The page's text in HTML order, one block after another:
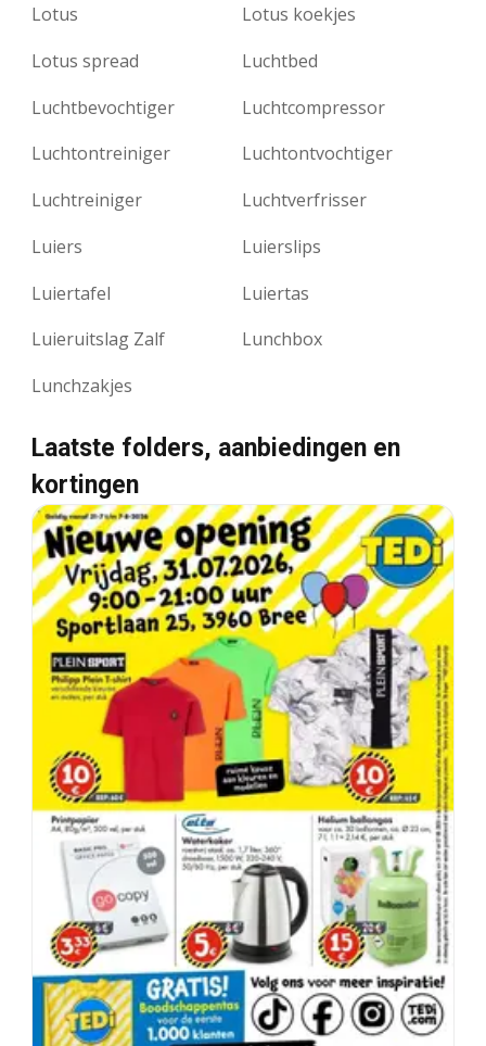
Lotus
Lotus koekjes
Lotus spread
Luchtbed
Luchtbevochtiger
Luchtcompressor
Luchtontreiniger
Luchtontvochtiger
Luchtreiniger
Luchtverfrisser
Luiers
Luierslips
Luiertafel
Luiertas
Luieruitslag Zalf
Lunchbox
Lunchzakjes
Laatste folders, aanbiedingen en
kortingen